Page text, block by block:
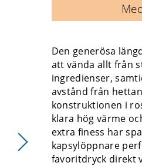
Den generösa
att vända allt från
ingredienser,
avstånd från
konstruktionen i
klara hög värme
extra finess har
kapsylöppnare
favoritdryck direkt